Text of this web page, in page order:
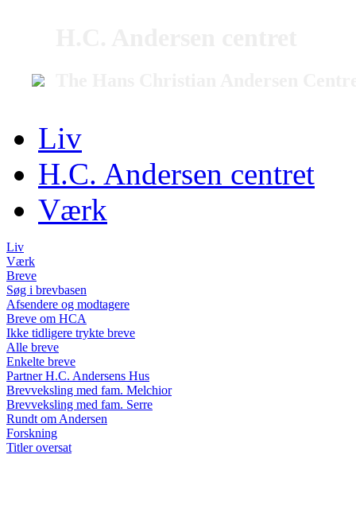
Liv
H.C. Andersen centret
Værk
Liv
Værk
Breve
Søg i brevbasen
Afsendere og modtagere
Breve om HCA
Ikke tidligere trykte breve
Alle breve
Enkelte breve
Partner H.C. Andersens Hus
Brevveksling med fam. Melchior
Brevveksling med fam. Serre
Rundt om Andersen
Forskning
Titler oversat